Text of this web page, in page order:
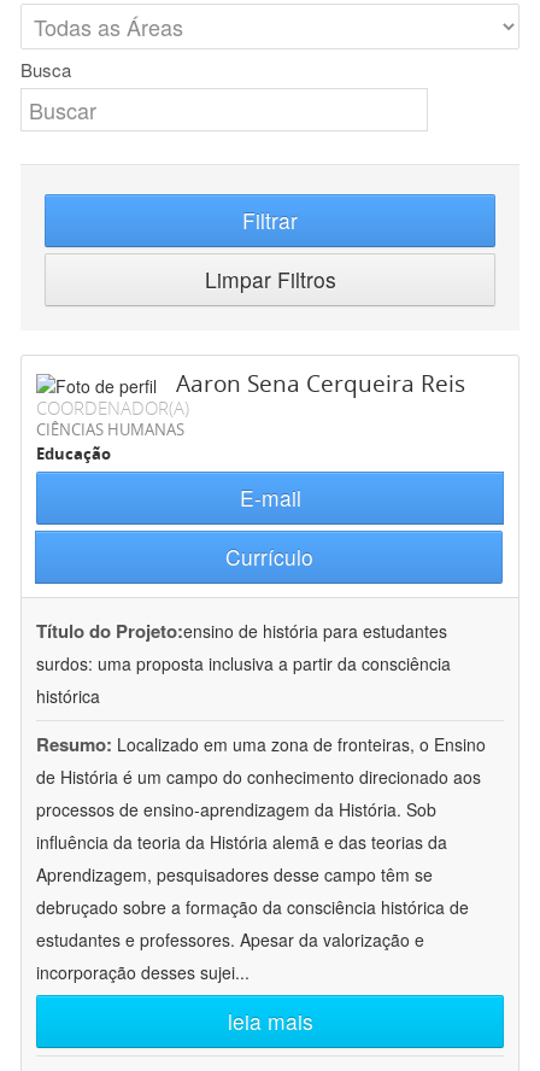
Busca
Filtrar
Limpar Filtros
Aaron Sena Cerqueira Reis
COORDENADOR(A)
CIÊNCIAS HUMANAS
Educação
E-mail
Currículo
Título do Projeto:ensino de história para estudantes
surdos: uma proposta inclusiva a partir da consciência
histórica
Resumo: Localizado em uma zona de fronteiras, o Ensino
de História é um campo do conhecimento direcionado aos
processos de ensino-aprendizagem da História. Sob
influência da teoria da História alemã e das teorias da
Aprendizagem, pesquisadores desse campo têm se
debruçado sobre a formação da consciência histórica de
estudantes e professores. Apesar da valorização e
incorporação desses sujei...
leia mais